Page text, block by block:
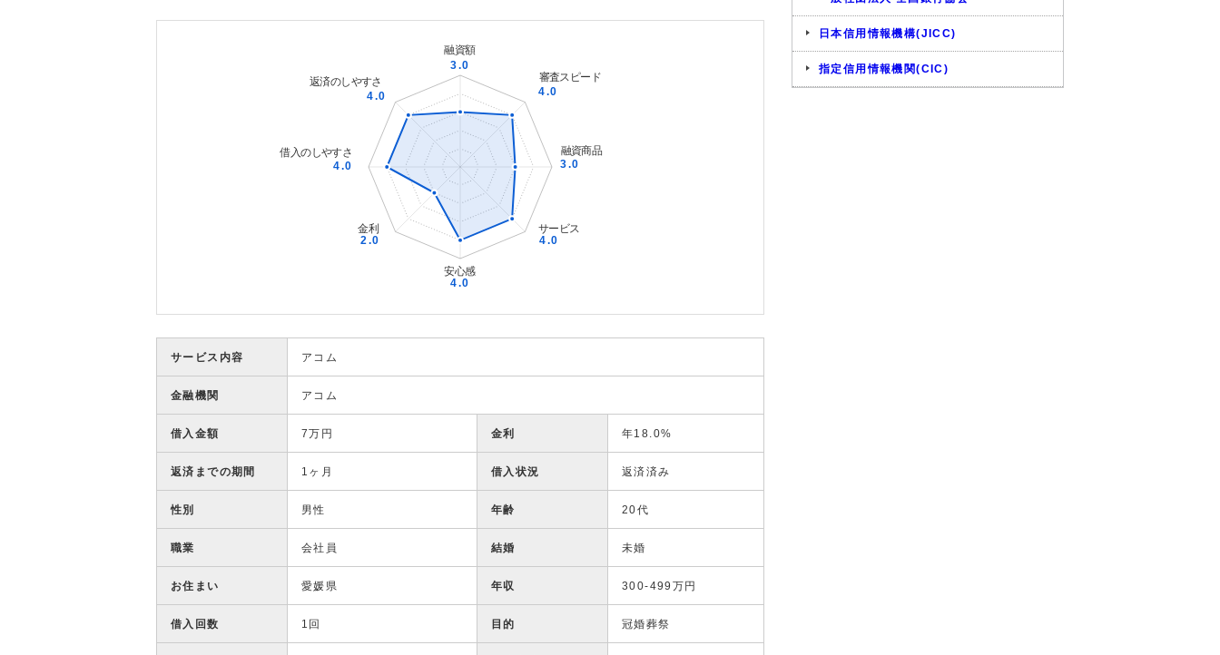
サービス内容 アコム
金融機関 アコム
借入金額 7万円 金利 年18.0%
返済までの期間 1ヶ月 借入状況 返済済み
性別 男性 年齢 20代
職業 会社員 結婚 未婚
お住まい 愛媛県 年収 300-499万円
借入回数 1回 目的 冠婚葬祭
日本信用情報機構(JICC)
指定信用情報機関(CIC)